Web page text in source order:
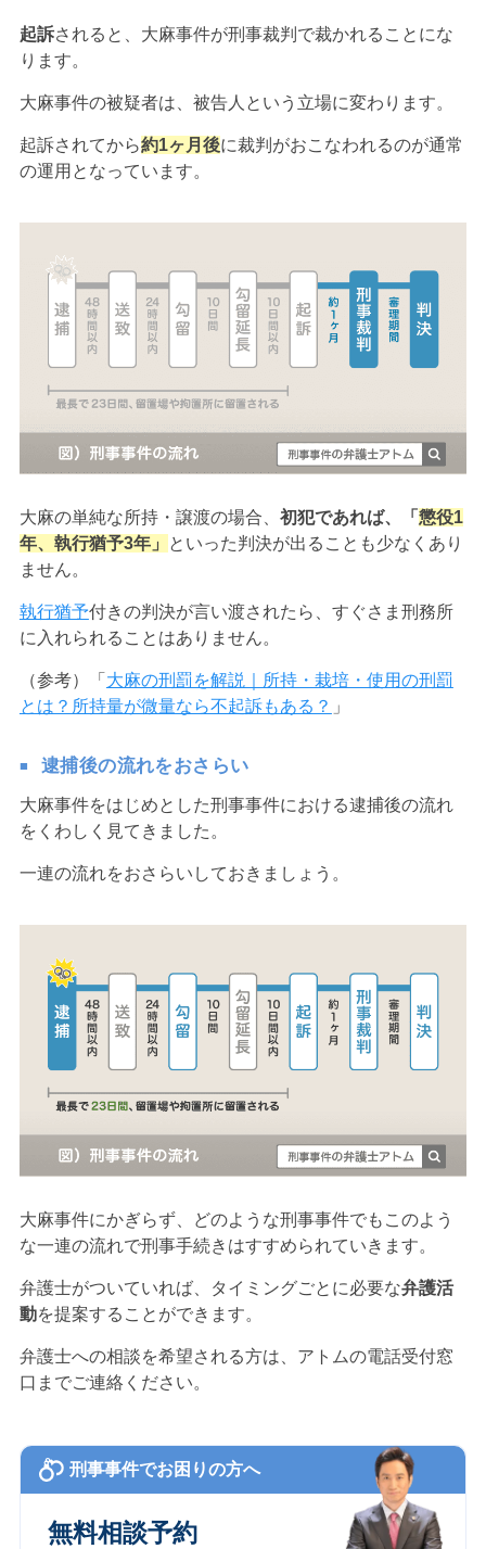
起訴されると、大麻事件が刑事裁判で裁かれることにな
ります。
大麻事件の被疑者は、被告人という立場に変わります。
起訴されてから約1ヶ月後に裁判がおこなわれるのが通常
の運用となっています。
大麻の単純な所持・譲渡の場合、 初犯であれば、「 懲役1
年、執行猶予3年」
といった判決が出ることも少なくあり
ません。
執行猶予付きの判決が言い渡されたら、すぐさま刑務所
に入れられることはありません。
（参考）「 大麻の刑罰を解説｜所持・栽培・使用の刑罰
とは？所持量が微量なら不起訴もある？ 」
逮捕後の流れをおさらい
大麻事件をはじめとした刑事事件における逮捕後の流れ
をくわしく見てきました。
一連の流れをおさらいしておきましょう。
大麻事件にかぎらず、どのような刑事事件でもこのよう
な一連の流れで刑事手続きはすすめられていきます。
弁護士がついていれば、タイミングごとに必要な弁護活
動を提案することができます。
弁護士への相談を希望される方は、アトムの電話受付窓
口までご連絡ください。
刑事事件でお困りの方へ
無料相談予約